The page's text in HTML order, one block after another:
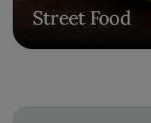
Street Food